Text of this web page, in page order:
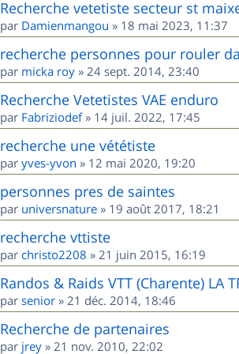
Recherche vetetiste secteur st
par Damienmangou » 18 mai 2023, 11:37
recherche personnes pour rouler
par micka roy » 24 sept. 2014, 23:40
Recherche Vetetistes VAE enduro
par Fabriziodef» 14 juil. 2022, 17:45
recherche une vététiste
par yves-yvon » 12 mai 2020, 19:20
personnes pres de saintes
par universnature » 19 août 2017, 18:21
recherche vttiste
par christo2208 » 21 juin 2015, 16:19
Randos & Raids VTT (Charente) LA
par senior » 21 déc. 2014, 18:46
Recherche de partenaires
par jrey » 21 nov. 2010, 22:02